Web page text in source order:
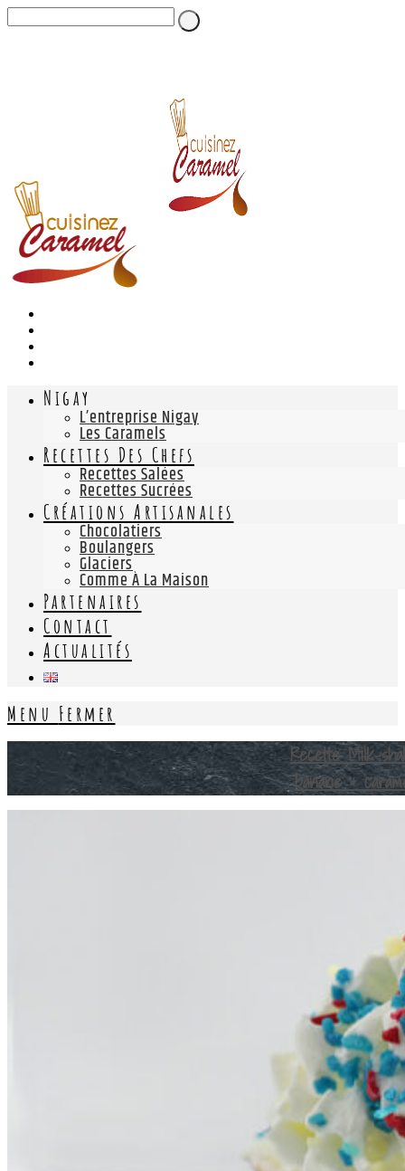
Nigay
L’entreprise Nigay
Les Caramels
Recettes Des Chefs
Recettes Salées
Recettes Sucrées
Créations Artisanales
Chocolatiers
Boulangers
Glaciers
Comme À La Maison
Partenaires
Contact
Actualités
Menu Fermer
Recette Milk-
banane &